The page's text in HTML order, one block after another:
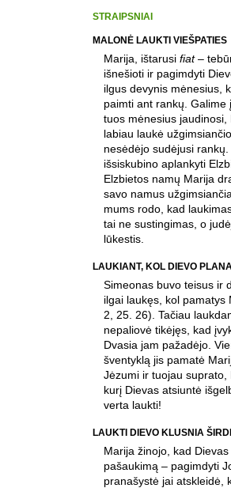
STRAIPSNIAI
MALONĖ LAUKTI VIEŠPATIES
Marija, ištarusi fiat–
išnešioti ir pagimdyti
ilgus devynis mėnesius,
paimti ant rankų. Galime
tuos mėnesius
labiau laukė
nesėdėjo sudėjusi
išsiskubino aplankyti
Elzbietos namų Marija
savo namus
mums rodo, kad
tai ne sustingimas, o
lūkestis.
LAUKIANT, KOL DIEVO
Simeonas buvo teisus ir
ilgai laukęs, kol pamatys
2, 25. 26). Tačiau
nepaliovė tikėjęs, kad
Dvasia jam pažadėjo.
šventyklą jis pamatė
Jėzumi ir tuojau suprato,
kurį Dievas atsiuntė
verta laukti!
LAUKTI DIEVO KLUSNIA
Marija žinojo, kad
pašaukimą – pagimdyti
pranašystė jai atskleidė,